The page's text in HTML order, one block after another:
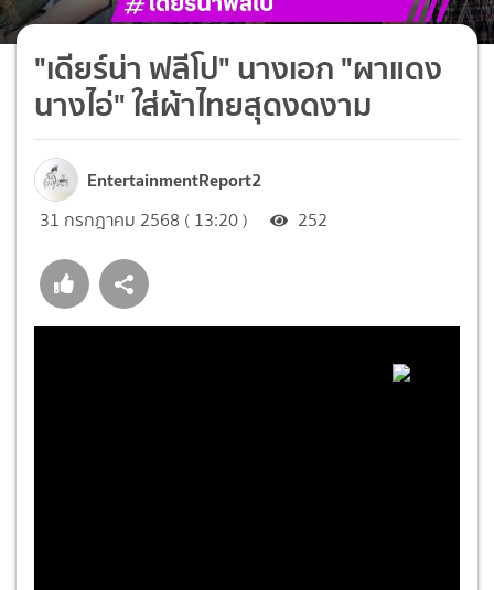
"เดียร์น่า ฟลีโป" นางเอก "ผาแดง
นางไอ่" ใส่ผ้าไทยสุดงดงาม
EntertainmentReport2
31 กรกฎาคม 2568 ( 13:20 ) 252